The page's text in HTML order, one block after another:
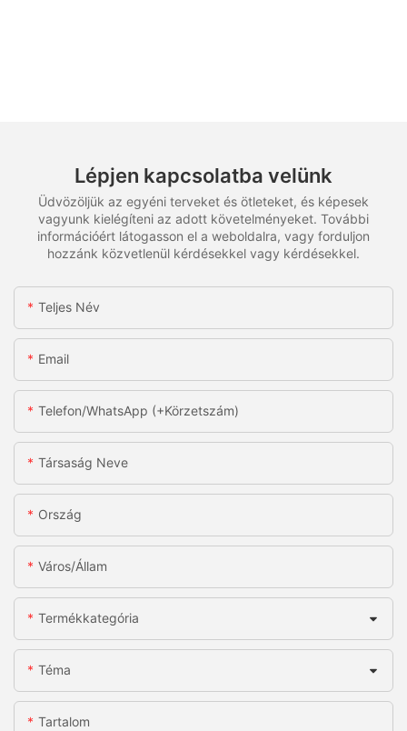
Lépjen kapcsolatba velünk
Üdvözöljük az egyéni terveket és ötleteket, és képesek
vagyunk kielégíteni az adott követelményeket. További
információért látogasson el a weboldalra, vagy forduljon
hozzánk közvetlenül kérdésekkel vagy kérdésekkel.
Teljes Név
Email
Telefon/WhatsApp (+körzetszám)
Társaság Neve
Ország
Város/állam
Termékkategória
Téma
Tartalom